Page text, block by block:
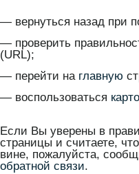
— вернуться назад при
— проверить
(URL);
— перейти на главную
— воспользоваться
Если Вы уверены в
страницы и считаете,
вине, пожалуйста,
обратной связи.